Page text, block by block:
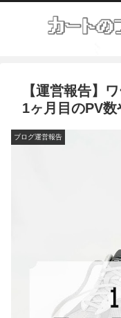
【運営報告】
1ヶ月目のPV数
ブログ運営報告